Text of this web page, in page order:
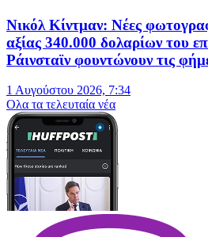
Νικόλ Κίντμαν: Νέες
αξίας 340.000 δολαρίων του
Ράινσταϊν φουντώνουν τις
1 Αυγούστου 2026, 7:34
Oλα τα τελευταία νέα